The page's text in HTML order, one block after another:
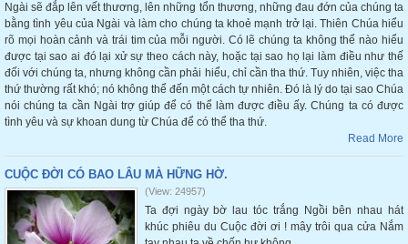
Ngài sẽ đắp lên vết thương, lên những tổn thương, những đau đớn của chúng ta
bằng tình yêu của Ngài và làm cho chúng ta khoẻ mạnh trở lại. Thiên Chúa hiểu
rõ mọi hoàn cảnh và trái tim của mỗi người. Có lẽ chúng ta không thể nào hiểu
được tại sao ai đó lại xử sự theo cách này, hoặc tại sao họ lại làm điều như thế
đối với chúng ta, nhưng không cần phải hiểu, chỉ cần tha thứ. Tuy nhiên, việc tha
thứ thường rất khó; nó không thể đến một cách tự nhiên. Đó là lý do tại sao Chúa
nói chúng ta cần Ngài trợ giúp để có thể làm được điều ấy. Chúng ta có được
tình yêu và sự khoan dung từ Chúa để có thể tha thứ.
Read More
CUỘC ĐỜI CÓ BAO LÂU MÀ HỮNG HỜ.
(View: 24957)
Ta đợi ngày bờ lau tóc trắng Ngồi bên nhau hát
khúc phiêu du Cuộc đời ơi ! mây trôi qua cửa Nắm